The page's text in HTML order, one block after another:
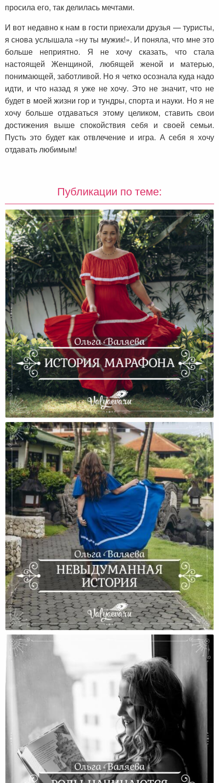
просила его, так делилась мечтами.
И вот недавно к нам в гости приехали друзья — туристы,
я снова услышала «ну ты мужик!». И поняла, что мне это
больше неприятно. Я не хочу сказать, что стала
настоящей Женщиной, любящей женой и матерью,
понимающей, заботливой. Но я четко осознала куда надо
идти, и что назад я уже не хочу. Это не значит, что не
будет в моей жизни гор и тундры, спорта и науки. Но я не
хочу больше отдаваться этому целиком, ставить свои
достижения выше спокойствия себя и своей семьи.
Пусть это будет как отвлечение и игра. А себя я хочу
отдавать любимым!
Публикации по теме:
История Марафона
Невыдуманная История